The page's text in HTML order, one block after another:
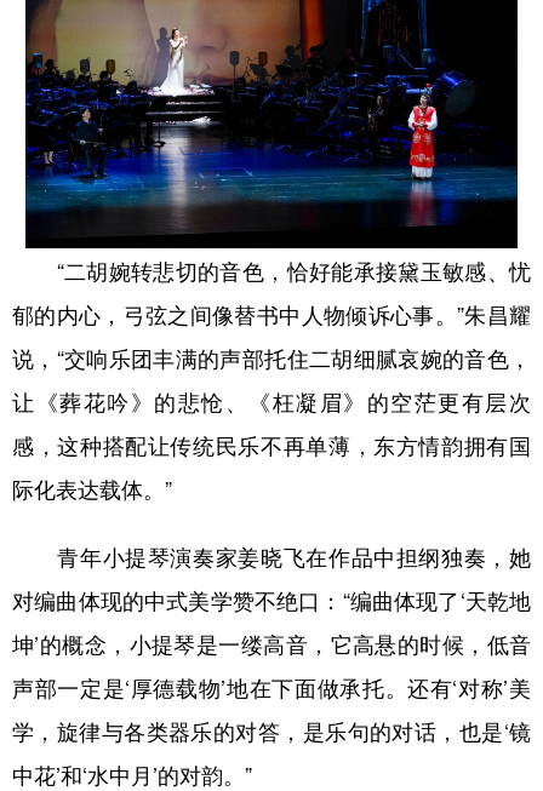
“二胡婉转悲切的音色，恰好能承接黛玉敏感、忧
郁的内心，弓弦之间像替书中人物倾诉心事。”朱昌耀
说，“交响乐团丰满的声部托住二胡细腻哀婉的音色，
让《葬花吟》的悲怆、《枉凝眉》的空茫更有层次
感，这种搭配让传统民乐不再单薄，东方情韵拥有国
际化表达载体。”
青年小提琴演奏家姜晓飞在作品中担纲独奏，她
对编曲体现的中式美学赞不绝口：“编曲体现了‘天乾地
坤’的概念，小提琴是一缕高音，它高悬的时候，低音
声部一定是‘厚德载物’地在下面做承托。还有‘对称’美
学，旋律与各类器乐的对答，是乐句的对话，也是‘镜
中花’和‘水中月’的对韵。”